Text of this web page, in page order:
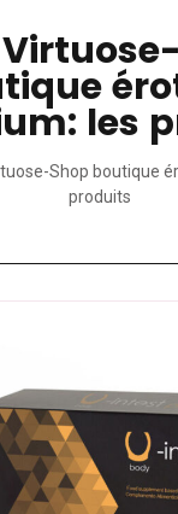
les
Shop boutique
produits